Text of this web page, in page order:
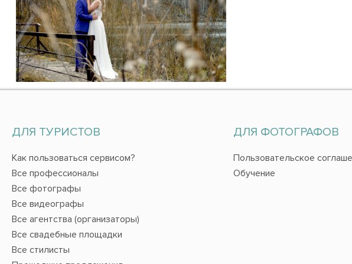
ДЛЯ ТУРИСТОВ
Как пользоваться сервисом?
Все профессионалы
Все фотографы
Все видеографы
Все агентства (организаторы)
Все свадебные площадки
Все стилисты
ДЛЯ ФОТОГРАФОВ
Пользовательское
Обучение